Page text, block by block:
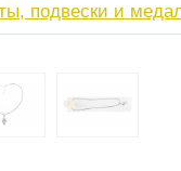
подвески и